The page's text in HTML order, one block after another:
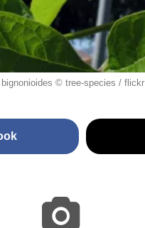
© tree-species / flickr